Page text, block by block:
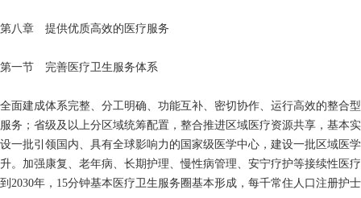
第八章 提供优质高效的医疗服务
第一节 完善医疗卫生服务体系
全面建成体系完整、分工明确、功能互补、密切协作、运行高效的整合
服务；省级及以上分区域统筹配置，整合推进区域医疗资源共享，基本
设一批引领国内、具有全球影响力的国家级医学中心，建设一批区域医
升。加强康复、老年病、长期护理、慢性病管理、安宁疗护等接续性医
到2030年，15分钟基本医疗卫生服务圈基本形成，每千常住人口注册护